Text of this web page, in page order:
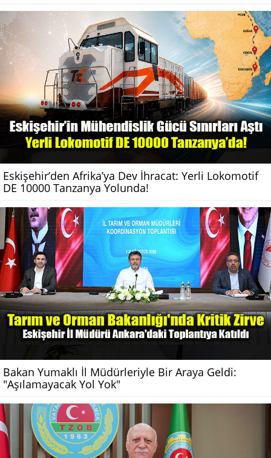
Eskişehir’den Afrika’ya Dev İhracat: Yerli Lokomotif
DE 10000 Tanzanya Yolunda!
Bakan Yumaklı İl Müdürleriyle Bir Araya Geldi:
"Aşılamayacak Yol Yok"